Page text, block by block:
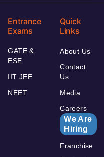
Entrance
Exams
GATE &
ESE
IIT JEE
NEET
Quick
Links
About Us
Contact
Us
Media
Careers
We Are
Hiring
Franchise